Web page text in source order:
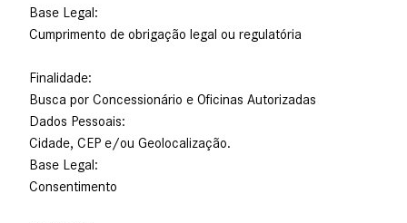
Base Legal:
Cumprimento de obrigação legal ou regulatória
Finalidade:
Busca por Concessionário e Oficinas Autorizadas
Dados Pessoais:
Cidade, CEP e/ou Geolocalização.
Base Legal:
Consentimento